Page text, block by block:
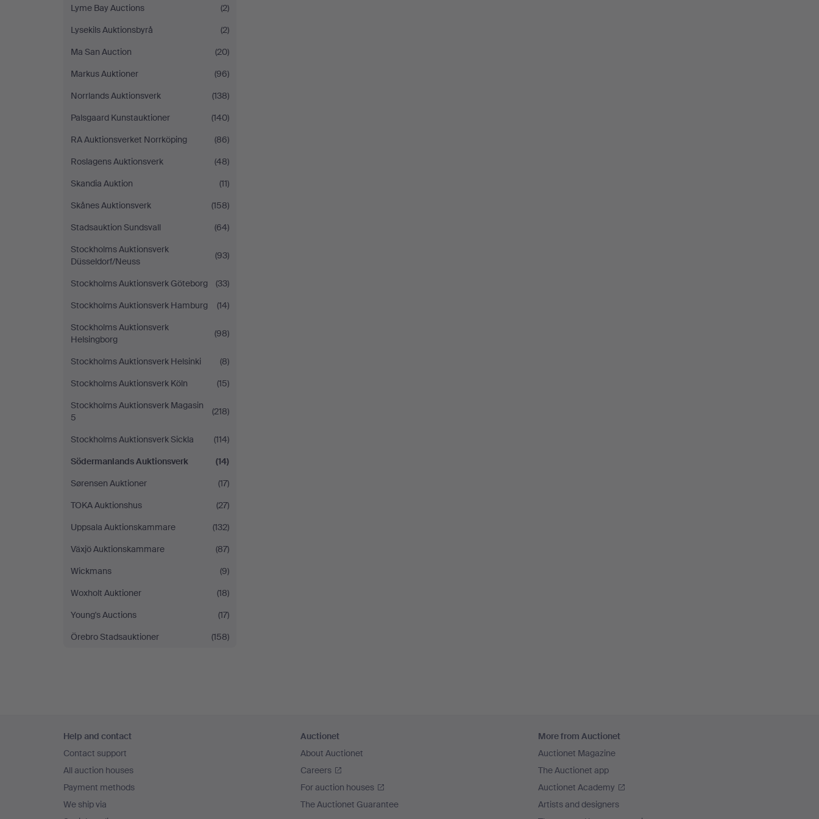
Lyme Bay Auctions
(2)
Lysekils Auktionsbyrå
(2)
Ma San Auction
(20)
Markus Auktioner
(96)
Norrlands Auktionsverk
(138)
Palsgaard Kunstauktioner
(140)
RA Auktionsverket Norrköping
(86)
Roslagens Auktionsverk
(48)
Skandia Auktion
(11)
Skånes Auktionsverk
(158)
Stadsauktion Sundsvall
(64)
Stockholms Auktionsverk
Düsseldorf/Neuss
(93)
Stockholms Auktionsverk Göteborg
(33)
Stockholms Auktionsverk Hamburg
(14)
Stockholms Auktionsverk
Helsingborg
(98)
Stockholms Auktionsverk Helsinki
(8)
Stockholms Auktionsverk Köln
(15)
Stockholms Auktionsverk Magasin
5
(218)
Stockholms Auktionsverk Sickla
(114)
Södermanlands Auktionsverk
(14)
Sørensen Auktioner
(17)
TOKA Auktionshus
(27)
Uppsala Auktionskammare
(132)
Växjö Auktionskammare
(87)
Wickmans
(9)
Woxholt Auktioner
(18)
Young's Auctions
(17)
Örebro Stadsauktioner
(158)
navigation
Help and contact
Contact support
All auction houses
Payment methods
We ship via
Auctionet
About Auctionet
Careers
For auction houses
The Auctionet Guarantee
More from Auctionet
Auctionet Magazine
The Auctionet app
Auctionet Academy
Artists and designers